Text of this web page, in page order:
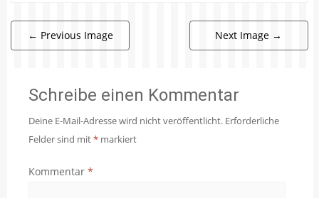
← Previous Image Next Image →
Schreibe einen Kommentar
Deine E-Mail-Adresse wird nicht veröffentlicht. Erforderliche
Felder sind mit* markiert
Kommentar *